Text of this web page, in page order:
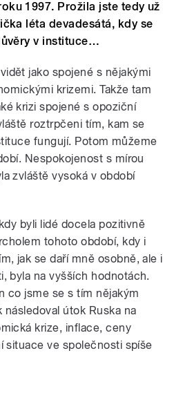
1997. Prožila jste tedy už
léta devadesátá, kdy se
v instituce…
jako spojené s nějakými
krizemi. Takže tam
krizi spojené s opoziční
roztrpčeni tím, kam se
fungují. Potom můžeme
Nespokojenost s mírou
zvláště vysoká v období
byli lidé docela pozitivně
tohoto období, kdy i
jak se daří mně osobně, ale i
byla na vyšších hodnotách.
co jsme se s tím nějakým
útok Ruska na
krize, inflace, ceny
situace ve společnosti spíše